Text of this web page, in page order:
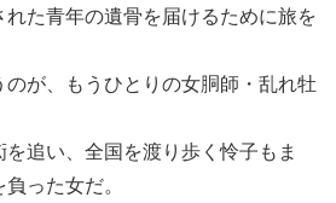
た青年の遺骨を届けるために旅を
が、もうひとりの女胴師・乱れ牡
追い、全国を渡り歩く怜子もま
った女だ。